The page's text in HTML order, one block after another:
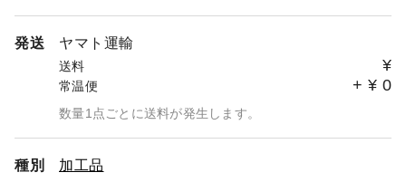
発送 ヤマト運輸
送料 ¥
常温便 + ¥ 0
数量1点ごとに送料が発生します。
種別
加工品